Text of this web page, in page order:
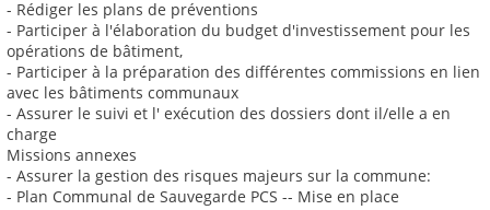
- Rédiger les plans de préventions
- Participer à l'élaboration du budget d'investissement pour les
opérations de bâtiment,
- Participer à la préparation des différentes commissions en lien
avec les bâtiments communaux
- Assurer le suivi et l' exécution des dossiers dont il/elle a en
charge
Missions annexes
- Assurer la gestion des risques majeurs sur la commune:
- Plan Communal de Sauvegarde PCS -- Mise en place